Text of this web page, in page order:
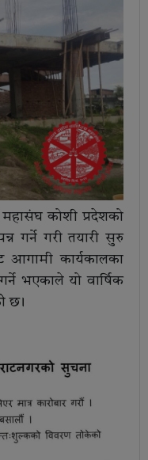
महासंघ कोशी प्रदेशको
गर्ने गरी तयारी सुरु
आगामी कार्यकालका
भएकाले यो वार्षिक
छ ।